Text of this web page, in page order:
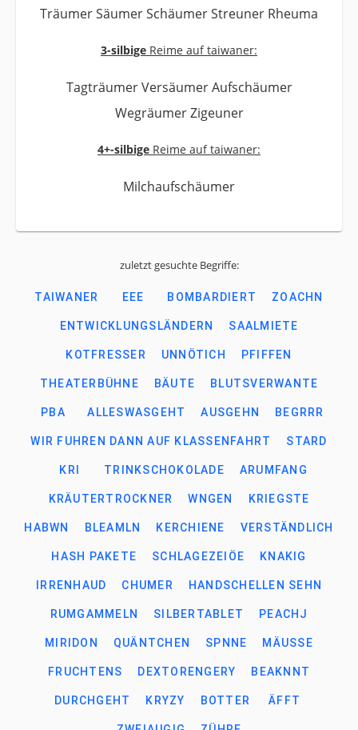
Träumer Säumer Schäumer Streuner Rheuma
3-silbige Reime auf taiwaner:
Tagträumer Versäumer Aufschäumer
Wegräumer Zigeuner
4+-silbige Reime auf taiwaner:
Milchaufschäumer
zuletzt gesuchte Begriffe:
TAIWANER EEE BOMBARDIERT ZOACHN
ENTWICKLUNGSLÄNDERN SAALMIETE
KOTFRESSER UNNÖTICH PFIFFEN
THEATERBÜHNE BÄUTE BLUTSVERWANTE
PBA ALLESWASGEHT AUSGEHN BEGRRR
WIR FUHREN DANN AUF KLASSENFAHRT STARD
KRI TRINKSCHOKOLADE ARUMFANG
KRÄUTERTROCKNER WNGEN KRIEGSTE
HABWN BLEAMLN KERCHIENE VERSTÄNDLICH
HASH PAKETE SCHLAGEZEIÖE KNAKIG
IRRENHAUD CHUMER HANDSCHELLEN SEHN
RUMGAMMELN SILBERTABLET PEACHJ
MIRIDON QUÄNTCHEN SPNNE MÄUSSE
FRUCHTENS DEXTORENGERY BEAKNNT
DURCHGEHT KRYZY BOTTER ÄFFT